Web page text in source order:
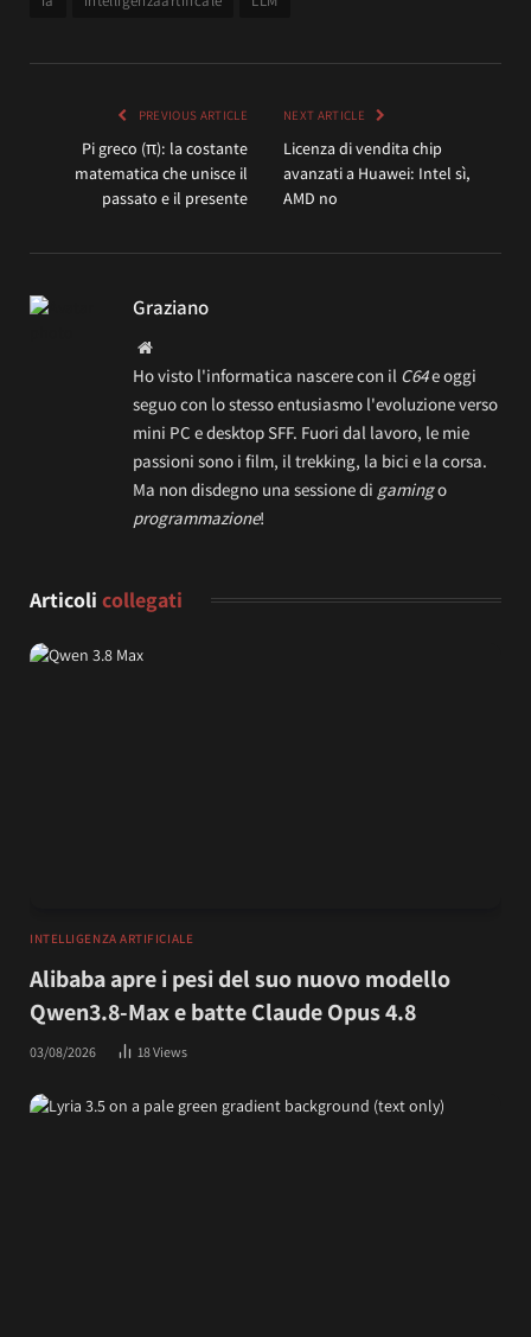
PREVIOUS ARTICLE
Pi greco (π): la costante
matematica che unisce il
passato e il presente
NEXT ARTICLE
Licenza di vendita chip
avanzati a Huawei: Intel sì,
AMD no
Graziano
Website
Ho visto l'informatica nascere con il C64e oggi
seguo con lo stesso entusiasmo l'evoluzione verso
mini PC e desktop SFF. Fuori dal lavoro, le mie
passioni sono i film, il trekking, la bici e la corsa.
Ma non disdegno una sessione di gamingo
programmazione!
Articoli collegati
INTELLIGENZA ARTIFICIALE
Alibaba apre i pesi del suo nuovo modello
Qwen3.8-Max e batte Claude Opus 4.8
03/08/2026 18Views